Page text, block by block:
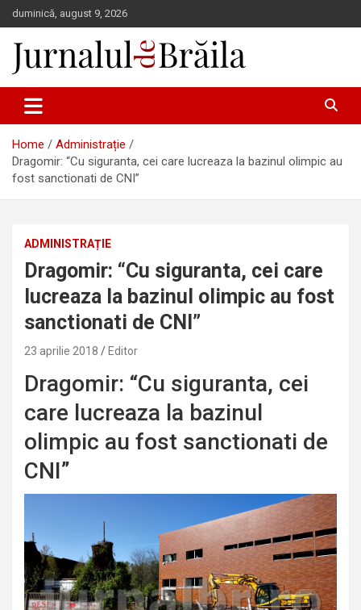
Skip
to
content
duminică, august 9, 2026
Jurnalul de Brăila
Home
Administrație
Dragomir: “Cu siguranta, cei care lucreaza la bazinul olimpic au
fost sanctionati de CNI”
ADMINISTRAȚIE
Dragomir: “Cu siguranta, cei care
lucreaza la bazinul olimpic au fost
sanctionati de CNI”
23 aprilie 2018 Editor
Dragomir: “Cu siguranta, cei
care lucreaza la bazinul
olimpic au fost sanctionati de
CNI”